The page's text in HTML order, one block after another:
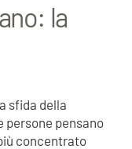
la
sfida della
persone pensano
concentrato